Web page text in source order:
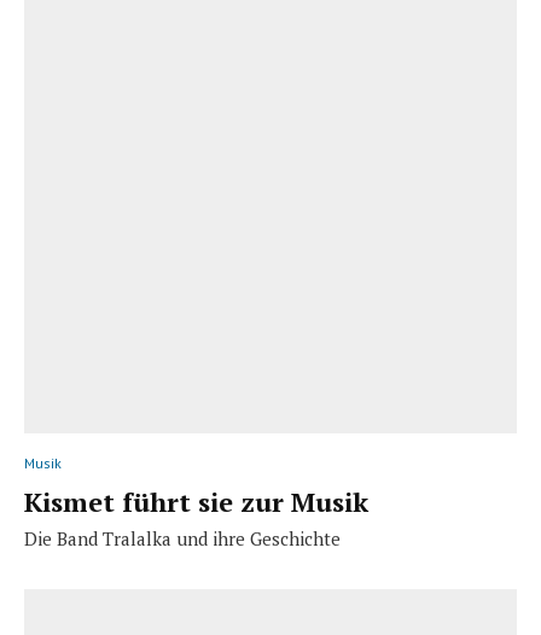
Musik
Kismet führt sie zur Musik
Die Band Tralalka und ihre Geschichte